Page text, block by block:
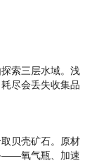
索三层水域。浅
尽会丢失收集品
贝壳矿石。原材
——氧气瓶、加速